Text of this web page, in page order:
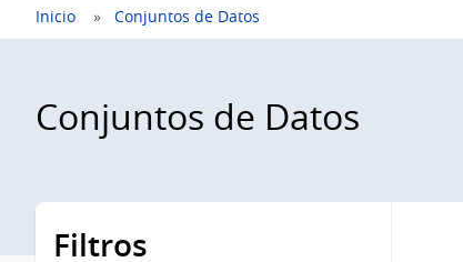
Inicio Conjuntos de Datos
Conjuntos de Datos
Filtros